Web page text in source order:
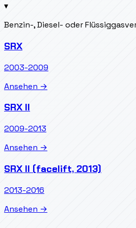
▾
Benzin-, Diesel- oder
SRX
2003-2009
Ansehen →
SRX II
2009-2013
Ansehen →
SRX II (facelift, 2013)
2013-2016
Ansehen →